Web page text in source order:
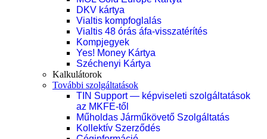
DKV kártya
Vialtis kompfoglalás
Vialtis 48 órás áfa-visszatérítés
Kompjegyek
Yes! Money Kártya
Széchenyi Kártya
Kalkulátorok
További szolgáltatások
TIN Support — képviseleti szolgáltatások
az MKFE-től
Műholdas Járműkövető Szolgáltatás
Kollektív Szerződés